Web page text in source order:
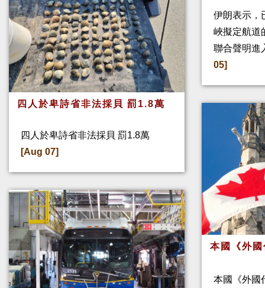
四人於卑詩省非法採貝 罰1.8萬
四人於卑詩省非法採貝 罰1.8萬
[Aug 07]
伊朗表示，
峽擬定航道
聯合聲明進
05]
本國《外
本國《外國